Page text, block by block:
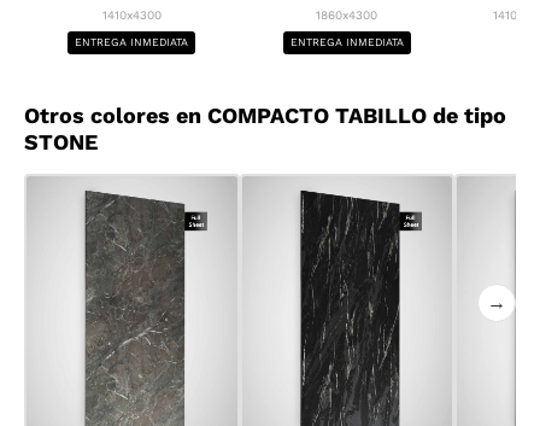
1410x4300
ENTREGA INMEDIATA
1860x4300
ENTREGA INMEDIATA
Otros colores en COMPACTO TABILLO de tipo
STONE
→